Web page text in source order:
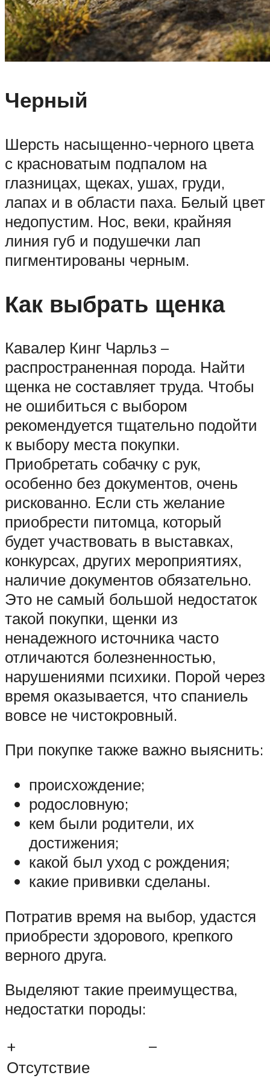
Черный
Шерсть насыщенно-черного цвета
с красноватым подпалом на
глазницах, щеках, ушах, груди,
лапах и в области паха. Белый цвет
недопустим. Нос, веки, крайняя
линия губ и подушечки лап
пигментированы черным.
Как выбрать щенка
Кавалер Кинг Чарльз –
распространенная порода. Найти
щенка не составляет труда. Чтобы
не ошибиться с выбором
рекомендуется тщательно подойти
к выбору места покупки.
Приобретать собачку с рук,
особенно без документов, очень
рискованно. Если сть желание
приобрести питомца, который
будет участвовать в выставках,
конкурсах, других мероприятиях,
наличие документов обязательно.
Это не самый большой недостаток
такой покупки, щенки из
ненадежного источника часто
отличаются болезненностью,
нарушениями психики. Порой через
время оказывается, что спаниель
вовсе не чистокровный.
При покупке также важно выяснить:
происхождение;
родословную;
кем были родители, их
достижения;
какой был уход с рождения;
какие прививки сделаны.
Потратив время на выбор, удастся
приобрести здорового, крепкого
верного друга.
Выделяют такие преимущества,
недостатки породы:
+
–
Отсутствие